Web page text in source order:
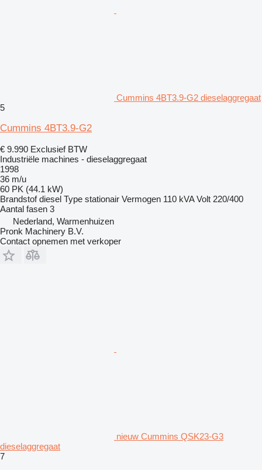
Cummins 4BT3.9-G2 dieselaggregaat
5
Cummins 4BT3.9-G2
€ 9.990 Exclusief BTW
Industriële machines - dieselaggregaat
1998
36 m/u
60 PK (44.1 kW)
Brandstof diesel Type stationair Vermogen 110 kVA Volt 220/400
Aantal fasen 3
Nederland, Warmenhuizen
Pronk Machinery B.V.
Contact opnemen met verkoper
nieuw Cummins QSK23-G3
dieselaggregaat
7